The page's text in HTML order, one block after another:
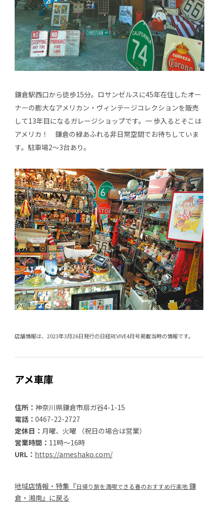
鎌倉駅西口から徒歩15分。ロサンゼルスに45年在住したオー
ナーの膨大なアメリカン・ヴィンテージコレクションを販売
して13年目になるガレージショップです。一 歩入るとそこは
アメリカ！ 鎌倉の緑あふれる非日常空間でお待ちしていま
す。駐車場2～3台あり。
店舗情報は、2023年3月26日発行の日経REVIVE4月号掲載当時の情報です。
アメ車庫
住所： 神奈川県鎌倉市扇ガ谷4-1-15
電話： 0467-22-2727
定休日： 月曜、火曜 （祝日の場合は営業）
営業時間： 11時～16時
URL： https://ameshako.com/
地域店情報・特集『日帰り旅を満喫できる春のおすすめ行楽地鎌
倉・湘南』に戻る